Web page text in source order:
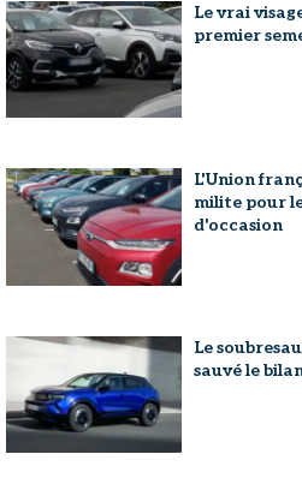
Le vrai
premier
L'Union
milite pour
d'occasion
Le
sauvé le